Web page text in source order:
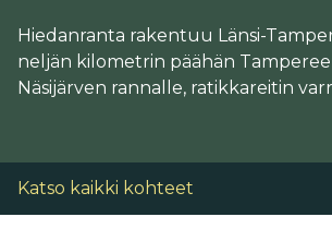
Hiedanranta rakentuu Länsi-
neljän kilometrin päähän
Näsijärven rannalle, ratikkareitin
Katso kaikki kohteet